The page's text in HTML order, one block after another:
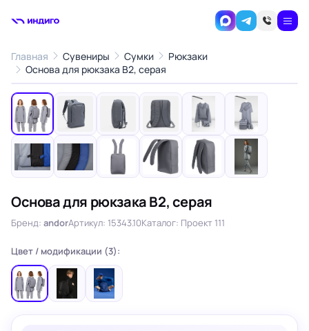
Главная Сувениры Сумки
Рюкзаки
Основа для рюкзака B2, серая
‹ ›
Основа для рюкзака B2, серая
Бренд: andorАртикул: 15343.10Каталог: Проект 111
Цвет / модификации (3):